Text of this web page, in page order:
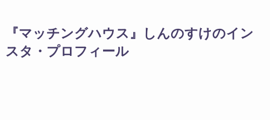
『マッチングハウス』しんのすけのイン
スタ・プロフィール